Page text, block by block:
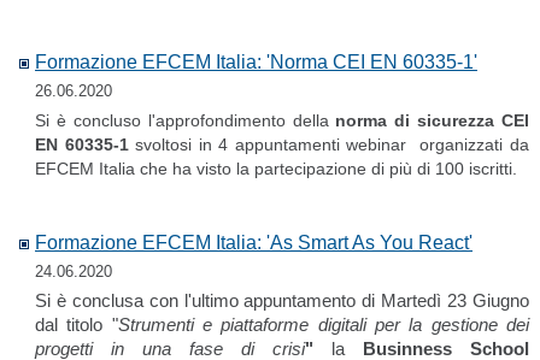
Formazione EFCEM Italia: 'Norma CEI EN 60335-1'
26.06.2020
Si è concluso l'approfondimento della norma di sicurezza CEI
EN 60335-1svoltosi in 4 appuntamenti webinar
organizzati da
EFCEM Italia che ha visto la partecipazione di più di 100 iscritti.
Formazione EFCEM Italia: 'As Smart As You React'
24.06.2020
Si è conclusa con l'ultimo appuntamento di Martedì 23 Giugno
dal titolo "Strumenti e piattaforme digitali per la gestione dei
progetti in una fase di crisi" la Businness School